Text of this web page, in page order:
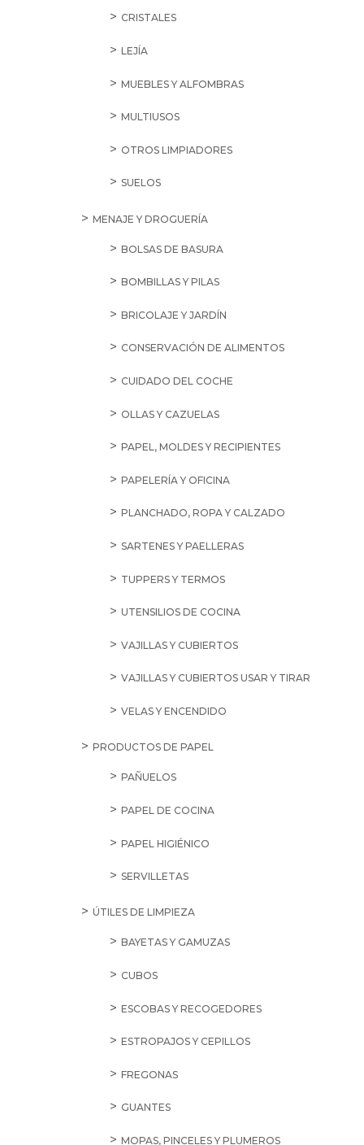
CRISTALES
LEJÍA
MUEBLES Y ALFOMBRAS
MULTIUSOS
OTROS LIMPIADORES
SUELOS
MENAJE Y DROGUERÍA
BOLSAS DE BASURA
BOMBILLAS Y PILAS
BRICOLAJE Y JARDÍN
CONSERVACIÓN DE ALIMENTOS
CUIDADO DEL COCHE
OLLAS Y CAZUELAS
PAPEL, MOLDES Y RECIPIENTES
PAPELERÍA Y OFICINA
PLANCHADO, ROPA Y CALZADO
SARTENES Y PAELLERAS
TUPPERS Y TERMOS
UTENSILIOS DE COCINA
VAJILLAS Y CUBIERTOS
VAJILLAS Y CUBIERTOS USAR Y TIRAR
VELAS Y ENCENDIDO
PRODUCTOS DE PAPEL
PAÑUELOS
PAPEL DE COCINA
PAPEL HIGIÉNICO
SERVILLETAS
ÚTILES DE LIMPIEZA
BAYETAS Y GAMUZAS
CUBOS
ESCOBAS Y RECOGEDORES
ESTROPAJOS Y CEPILLOS
FREGONAS
GUANTES
MOPAS, PINCELES Y PLUMEROS